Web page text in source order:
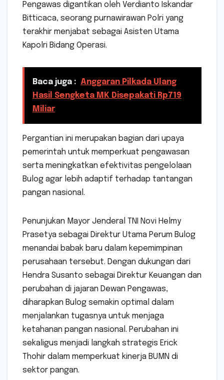
Pengawas digantikan oleh Verdianto Iskandar
Bitticaca, seorang purnawirawan Polri yang
terakhir menjabat sebagai Asisten Utama
Kapolri Bidang Operasi.
Baca juga : Anggaran Pilkada Ulang
Hasil Sengketa MK Disepakati Rp719
Miliar
Pergantian ini merupakan bagian dari upaya
pemerintah untuk memperkuat pengawasan
serta meningkatkan efektivitas pengelolaan
Bulog agar lebih adaptif terhadap tantangan
pangan nasional.
Penunjukan Mayor Jenderal TNI Novi Helmy
Prasetya sebagai Direktur Utama Perum Bulog
menandai babak baru dalam kepemimpinan
perusahaan tersebut. Dengan dukungan dari
Hendra Susanto sebagai Direktur Keuangan dan
perubahan di jajaran Dewan Pengawas,
diharapkan Bulog semakin optimal dalam
menjalankan tugasnya untuk menjaga
ketahanan pangan nasional. Perubahan ini
sekaligus menjadi langkah strategis Erick
Thohir dalam memperkuat kinerja BUMN di
sektor pangan.